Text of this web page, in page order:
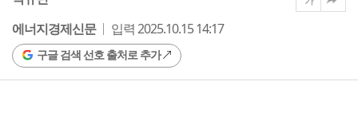
에너지경제신문
입력 2025.10.15 14:17
구글 검색 선호 출처로 추가